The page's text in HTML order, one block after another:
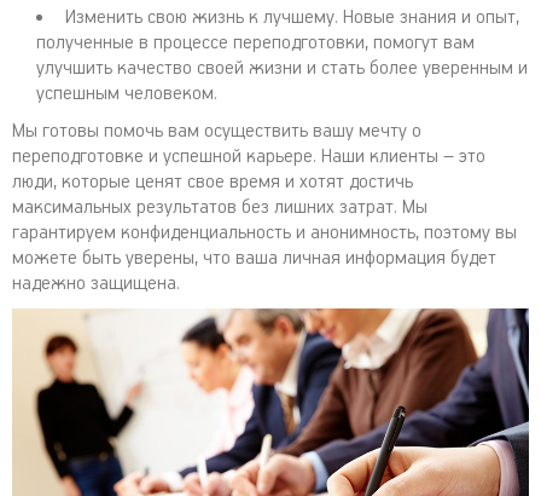
Изменить свою жизнь к лучшему. Новые знания и опыт,
полученные в процессе переподготовки, помогут вам
улучшить качество своей жизни и стать более уверенным и
успешным человеком.
Мы готовы помочь вам осуществить вашу мечту о
переподготовке и успешной карьере. Наши клиенты – это
люди, которые ценят свое время и хотят достичь
максимальных результатов без лишних затрат. Мы
гарантируем конфиденциальность и анонимность, поэтому вы
можете быть уверены, что ваша личная информация будет
надежно защищена.